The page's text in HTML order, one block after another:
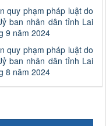
quy phạm pháp luật do
ban nhân dân tỉnh Lai
9 năm 2024
quy phạm pháp luật do
ban nhân dân tỉnh Lai
8 năm 2024